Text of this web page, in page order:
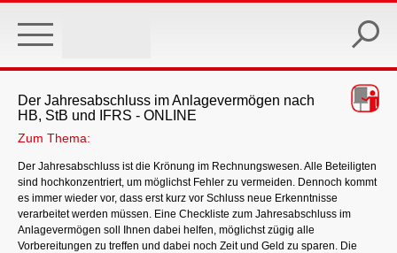
main
Der Jahresabschluss im Anlagevermögen nach
HB, StB und IFRS - ONLINE
Zum Thema:
Der Jahresabschluss ist die Krönung im Rechnungswesen. Alle Beteiligten
sind hochkonzentriert, um möglichst Fehler zu vermeiden. Dennoch kommt
es immer wieder vor, dass erst kurz vor Schluss neue Erkenntnisse
verarbeitet werden müssen. Eine Checkliste zum Jahresabschluss im
Anlagevermögen soll Ihnen dabei helfen, möglichst zügig alle
Vorbereitungen zu treffen und dabei noch Zeit und Geld zu sparen. Die